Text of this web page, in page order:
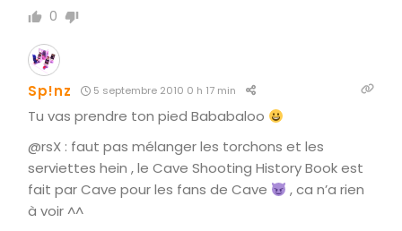
0
Sp!nz 5 septembre 2010 0 h 17 min
Tu vas prendre ton pied Bababaloo
@rsX : faut pas mélanger les torchons et les
serviettes hein , le Cave Shooting History Book est
fait par Cave pour les fans de Cave
, ca n’a rien
à voir ^^